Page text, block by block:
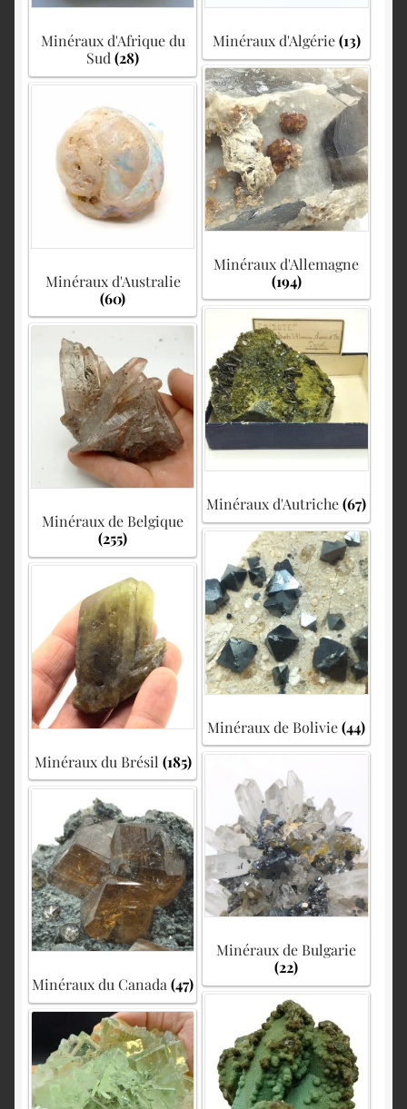
Minéraux d'Afrique du
Sud(28)
Minéraux d'Algérie(13)
Minéraux d'Allemagne
(194)
Minéraux d'Australie
(60)
Minéraux d'Autriche(67)
Minéraux de Belgique
(255)
Minéraux de Bolivie(44)
Minéraux du Brésil (185)
Minéraux de Bulgarie
(22)
Minéraux du Canada(47)